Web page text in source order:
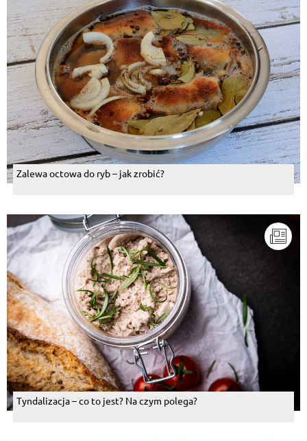
Zalewa octowa do ryb – jak zrobić?
Tyndalizacja – co to jest? Na czym polega?